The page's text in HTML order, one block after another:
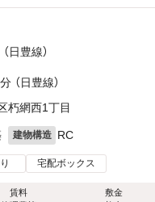
日豊線）
分 （日豊線）
朽網西1丁目
建物構造 RC
宅配ボックス
賃料
敷金